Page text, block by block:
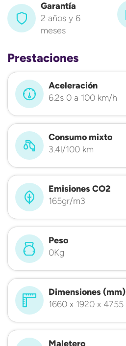
Garantía
2 años y 6
meses
Prestaciones
Aceleración
6.2s 0 a 100 km/h
Consumo mixto
3.4l/100 km
Emisiones CO2
165gr/m3
Peso
0Kg
Dimensiones (mm)
1660 x 1920 x 4755
Maletero